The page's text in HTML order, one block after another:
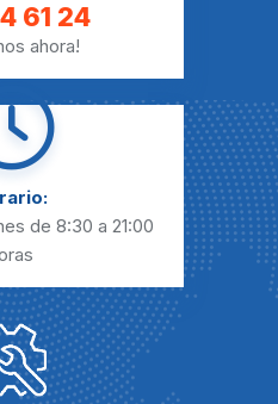
61 24
ahora!
de 8:30 a 21:00